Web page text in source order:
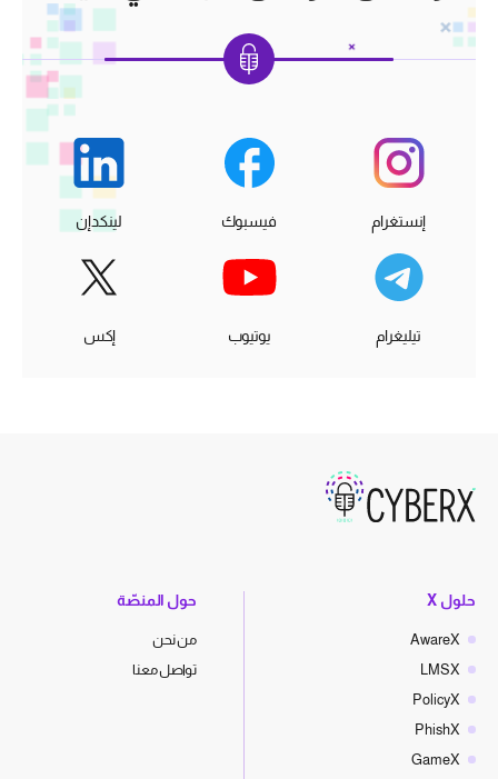
إنستغرام فيسبوك لينكدإن
تيليغرام يوتيوب إكس
حلول X
AwareX
LMSX
PolicyX
PhishX
GameX
حول المنصّة
من نحن
تواصل معنا